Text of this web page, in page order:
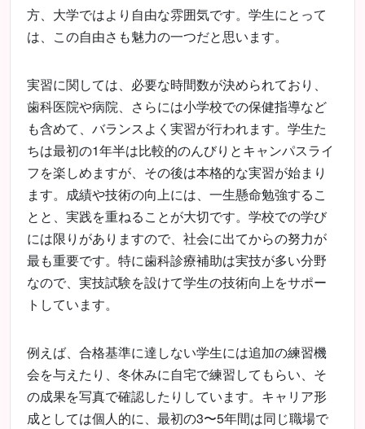
方、大学ではより自由な雰囲気です。学生にとって
は、この自由さも魅力の一つだと思います。
実習に関しては、必要な時間数が決められており、
歯科医院や病院、さらには小学校での保健指導など
も含めて、バランスよく実習が行われます。学生た
ちは最初の1年半は比較的のんびりとキャンパスライ
フを楽しめますが、その後は本格的な実習が始まり
ます。成績や技術の向上には、一生懸命勉強するこ
とと、実践を重ねることが大切です。学校での学び
には限りがありますので、社会に出てからの努力が
最も重要です。特に歯科診療補助は実技が多い分野
なので、実技試験を設けて学生の技術向上をサポー
トしています。
例えば、合格基準に達しない学生には追加の練習機
会を与えたり、冬休みに自宅で練習してもらい、そ
の成果を写真で確認したりしています。キャリア形
成としては個人的に、最初の3〜5年間は同じ職場で